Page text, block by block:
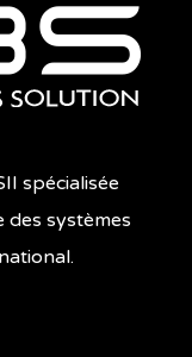
spécialisée
des systèmes